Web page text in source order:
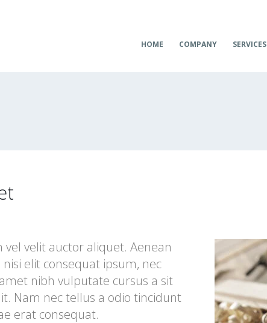
HOME COMPANY SERVICES
velit auctor aliquet. Aenean
elit consequat ipsum, nec
nibh vulputate cursus a sit
Nam nec tellus a odio tincidunt
erat consequat.